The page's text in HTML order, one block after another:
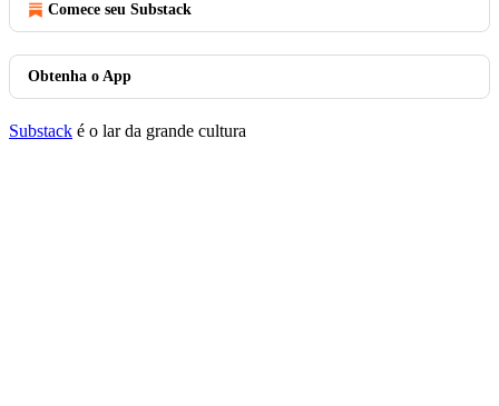
Comece seu Substack
Obtenha o App
Substack é o lar da grande cultura